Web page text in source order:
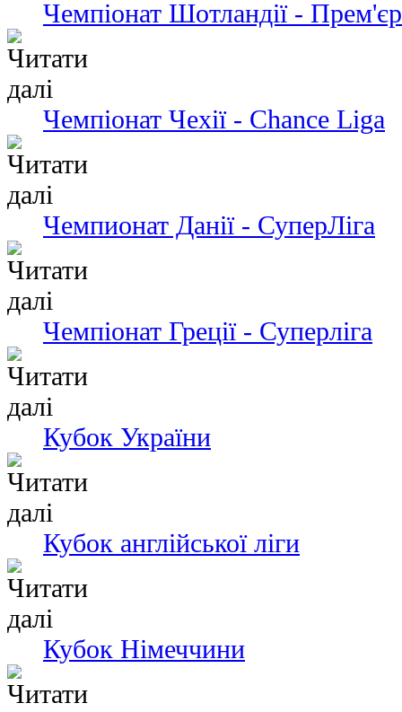
Чемпіонат Шотландії -
Чемпіонат Чехії - Chance Liga
Чемпионат Данії - СуперЛіга
Чемпіонат Греції - Суперліга
Кубок України
Кубок англійської ліги
Кубок Німеччини